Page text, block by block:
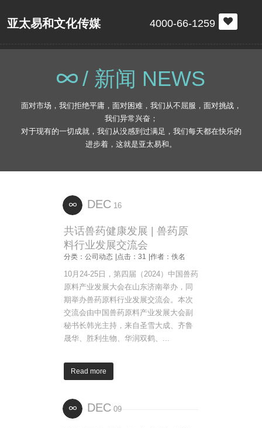
亚太易和文化传媒 4000-66-1259
/ 新闻 NEWS
面对市场，我们拒绝平庸，面对困难，我们从不屈服，面对挑战，
我们异常兴奋；
对于现有的一切成就，我们从没感到过满足，我们每天都在快乐的
进步着，这就是亚太易和。
DEC 16
共话兽药健康发展 | 兽药原
料行业发展交流会
分类：公司动态 |点击：31 |作者：佚名
10月24-25日，第四届（2024）中国兽药
原料产业发展大会在山东济南举办，同
期举办兽药原料行业发展交流会。本次
交流会由中国兽药原料产业发展大会副
秘书长韩光主持，来自圣雪大成、齐鲁
晟华、胜利生物、华润双鹤、...
Read more
DEC 09